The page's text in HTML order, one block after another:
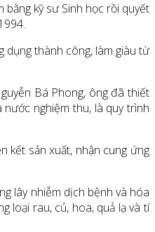
kỹ sư Sinh học rồi quyết
dụng thành công, làm giàu từ
Bá Phong, ông đã thiết
nghiệm thu, là quy trình
kết sản xuất, nhận cung ứng
lây nhiễm dịch bệnh và hóa
loại rau, củ, hoa, quả lạ và tí